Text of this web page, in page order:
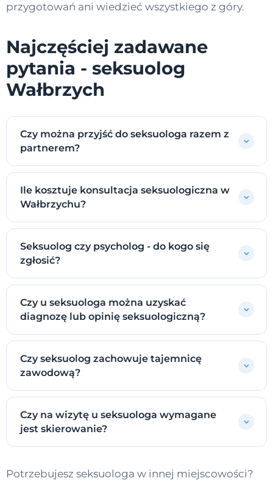
przygotowań ani wiedzieć wszystkiego z góry.
Najczęściej zadawane
pytania - seksuolog
Wałbrzych
Czy można przyjść do seksuologa razem z
partnerem?
Ile kosztuje konsultacja seksuologiczna w
Wałbrzychu?
Seksuolog czy psycholog - do kogo się
zgłosić?
Czy u seksuologa można uzyskać
diagnozę lub opinię seksuologiczną?
Czy seksuolog zachowuje tajemnicę
zawodową?
Czy na wizytę u seksuologa wymagane
jest skierowanie?
Potrzebujesz seksuologa w innej miejscowości?